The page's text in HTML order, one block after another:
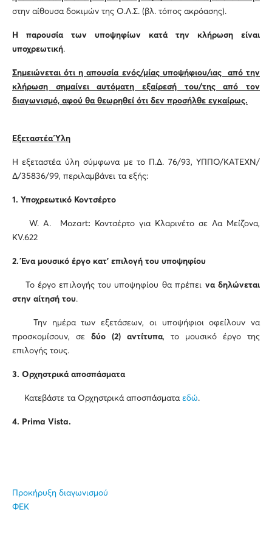
στην αίθουσα δοκιμών της Ο.Λ.Σ. (βλ. τόπος ακρόασης).
Η παρουσία των υποψηφίων κατά την κλήρωση είναι
υποχρεωτική.
Σημειώνεται ότι η απουσία ενός/μίας υποψήφιου/ιας από την
κλήρωση σημαίνει αυτόματη εξαίρεσή του/της από τον
διαγωνισμό, αφού θα θεωρηθεί ότι δεν προσήλθε εγκαίρως.
Εξεταστέα Ύλη
Η εξεταστέα ύλη σύμφωνα με το Π.Δ. 76/93, ΥΠΠΟ/ΚΑΤΕΧΝ/
Δ/35836/99, περιλαμβάνει τα εξής:
1. Υποχρεωτικό Κοντσέρτο
W. A. Mozart:
Κοντσέρτο για Κλαρινέτο σε Λα Μείζονα,
ΚV.622
2. Ένα μουσικό έργο κατ’ επιλογή του υποψηφίου
Το έργο επιλογής του υποψηφίου θα πρέπει να δηλώνεται
στην αίτησή του.
Την ημέρα των εξετάσεων, οι υποψήφιοι οφείλουν να
προσκομίσουν, σε δύο (2) αντίτυπα, το μουσικό έργο της
επιλογής τους.
3. Ορχηστρικά αποσπάσματα
Κατεβάστε τα Ορχηστρικά αποσπάσματα εδώ.
4. Prima Vista.
Προκήρυξη διαγωνισμού
ΦΕΚ